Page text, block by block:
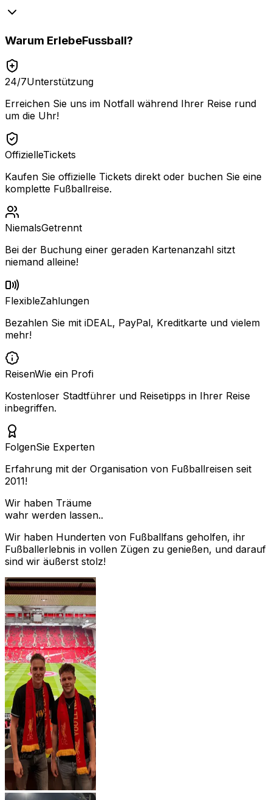
Warum ErlebeFussball?
24/7Unterstützung
Erreichen Sie uns im Notfall während Ihrer Reise rund
um die Uhr!
OffizielleTickets
Kaufen Sie offizielle Tickets direkt oder buchen Sie eine
komplette Fußballreise.
NiemalsGetrennt
Bei der Buchung einer geraden Kartenanzahl sitzt
niemand alleine!
FlexibleZahlungen
Bezahlen Sie mit iDEAL, PayPal, Kreditkarte und vielem
mehr!
ReisenWie ein Profi
Kostenloser Stadtführer und Reisetipps in Ihrer Reise
inbegriffen.
FolgenSie Experten
Erfahrung mit der Organisation von Fußballreisen seit
2011!
Wir haben Träume
wahr werden lassen..
Wir haben Hunderten von Fußballfans geholfen, ihr
Fußballerlebnis in vollen Zügen zu genießen, und darauf
sind wir äußerst stolz!